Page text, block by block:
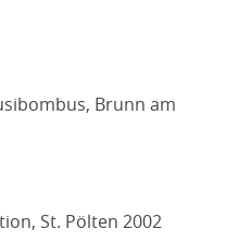
Brunn am
St. Pölten 2002